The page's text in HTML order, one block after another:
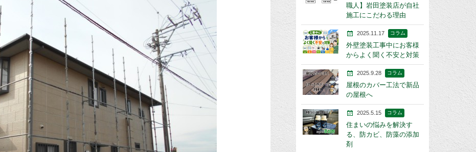
職人】岩田塗装店が自社
施工にこだわる理由
2025.11.17 コラム
外壁塗装工事中にお客様
からよく聞く不安と対策
2025.9.28 コラム
屋根のカバー工法で新品
の屋根へ
2025.5.15 コラム
住まいの悩みを解決す
る、防カビ、防藻の添加
剤